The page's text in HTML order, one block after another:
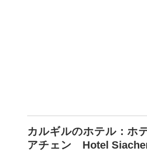
カルギルのホテル：ホ
アチェン Hotel